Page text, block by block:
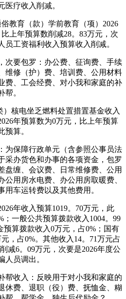
医疗收入削减。
育（款）学前教育（项）2026
上年预算数削减28。83万元，次
工资福利收入预算收入削减。
要包罗：办公费、征询费、手续
维修（护）费、培训费、公用材料
费、工会经费、对小我和家庭的补
帮。
核电坐乏燃料处置措置基金收入
年预算数为0万元，比上年预算
预算。
保障行政单元（含参照公事员法
采办货色和办事的各项资金，包罗
盘缠、会议费、日常维修费、公用
公用房水电费、办公用房取暖费、
用车运转费以及其他费用。
年收入预算1019。70万元，此
；一般公共预算拨款收入1004。99
预算拨款收入0万元，占0%；国有
，占0%。其他收入14。71万元占
减6。09万元，次要是2026年度公
人员调出。
收入：反映用于对小我和家庭的
休费、退职（役）费、抚恤金、糊